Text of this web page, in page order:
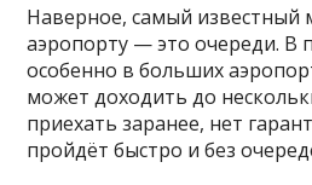
Наверное, самый известный
аэропорту — это очереди. В
особенно в больших
может доходить до
приехать заранее, нет
пройдёт быстро и без